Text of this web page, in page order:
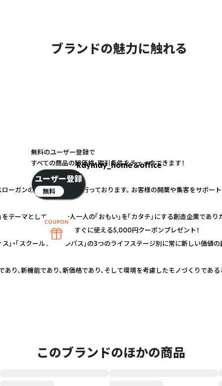
ブランドの魅力に触れる
Raymay_home＆office
ーガンのもと、商品開発を行っております。 お客様の開業や集客をサポー
テーマとして、その一人一人の「おもい」を「カタチ」にする創造企業であり
ス」・「スクール＆キャンパス」の3つのライフステージ別に常に新しい価値
り、新機能であり、新価格であり、そして環境を考慮したモノづくりである
このブランドのほかの商品
無料のユーザー登録で
すべての商品の卸価格・取引条件をチェックできます！
ユーザー登録
無料
すぐに使える5,000円クーポンプレゼント！